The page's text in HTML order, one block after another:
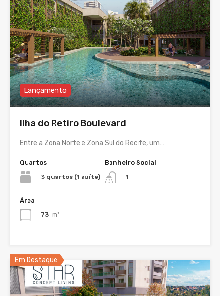
Lançamento
Ilha do Retiro Boulevard
Entre a Zona Norte e Zona Sul do Recife, um…
Quartos
3 quartos (1 suíte)
Banheiro Social
1
Área
73 m²
Em Destaque